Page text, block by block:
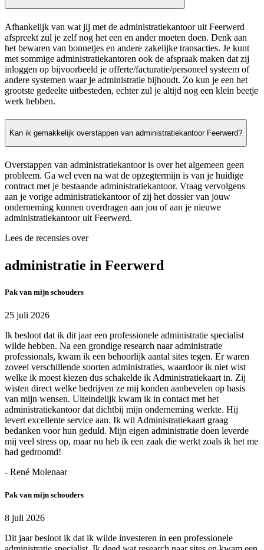
Afhankelijk van wat jij met de administratiekantoor uit Feerwerd
afspreekt zul je zelf nog het een en ander moeten doen. Denk aan
het bewaren van bonnetjes en andere zakelijke transacties. Je kunt
met sommige administratiekantoren ook de afspraak maken dat zij
inloggen op bijvoorbeeld je offerte/facturatie/personeel systeem of
andere systemen waar je administratie bijhoudt. Zo kun je een het
grootste gedeelte uitbesteden, echter zul je altijd nog een klein beetje
werk hebben.
Kan ik gemakkelijk overstappen van administratiekantoor Feerwerd?
Overstappen van administratiekantoor is over het algemeen geen
probleem. Ga wel even na wat de opzegtermijn is van je huidige
contract met je bestaande administratiekantoor. Vraag vervolgens
aan je vorige administratiekantoor of zij het dossier van jouw
onderneming kunnen overdragen aan jou of aan je nieuwe
administratiekantoor uit Feerwerd.
Lees de recensies over
administratie in Feerwerd
Pak van mijn schouders
25 juli 2026
Ik besloot dat ik dit jaar een professionele administratie specialist
wilde hebben. Na een grondige research naar administratie
professionals, kwam ik een behoorlijk aantal sites tegen. Er waren
zoveel verschillende soorten administraties, waardoor ik niet wist
welke ik moest kiezen dus schakelde ik Administratiekaart in. Zij
wisten direct welke bedrijven ze mij konden aanbevelen op basis
van mijn wensen. Uiteindelijk kwam ik in contact met het
administratiekantoor dat dichtbij mijn onderneming werkte. Hij
levert excellente service aan. Ik wil Administratiekaart graag
bedanken voor hun geduld. Mijn eigen administratie doen leverde
mij veel stress op, maar nu heb ik een zaak die werkt zoals ik het me
had gedroomd!
- René Molenaar
Pak van mijn schouders
8 juli 2026
Dit jaar besloot ik dat ik wilde investeren in een professionele